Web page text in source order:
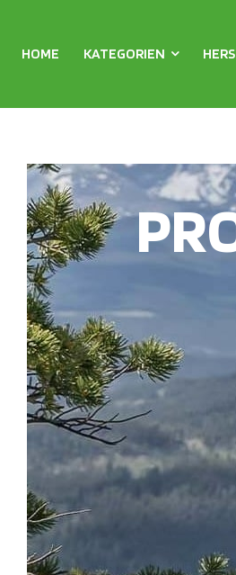
HOME KATEGORIEN